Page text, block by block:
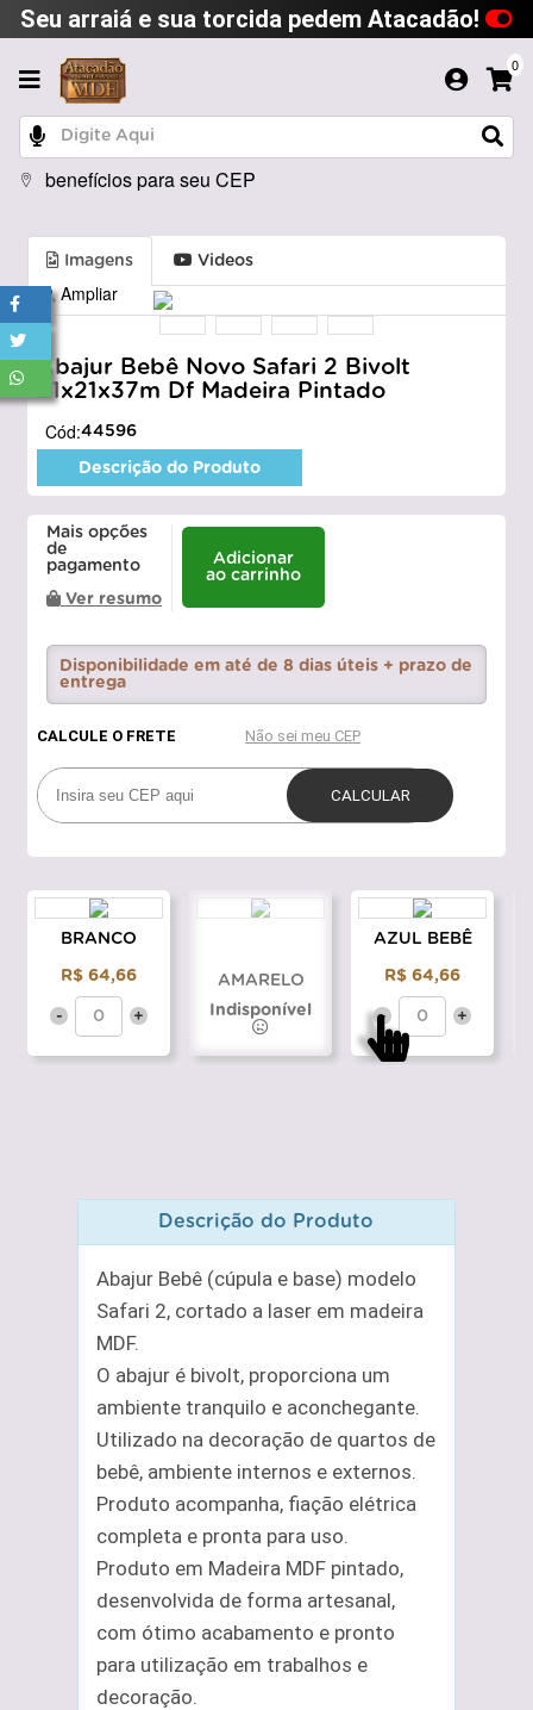
Seu arraiá e sua torcida pedem Atacadão!
0
benefícios para seu CEP
Imagens Videos
Ampliar
Abajur Bebê Novo Safari 2 Bivolt
21x21x37m Df Madeira Pintado
Cód:44596
Descrição do Produto
Mais opções
de
pagamento
Ver resumo
Adicionar
ao carrinho
Disponibilidade em até de 8 dias úteis + prazo de
entrega
BRANCO
R$ 64,66
- +
AMARELO
Indisponível
AZUL BEBÊ
R$ 64,66
- +
Descrição do Produto
Abajur Bebê (cúpula e base) modelo
Safari 2, cortado a laser em madeira
MDF.
O abajur é bivolt, proporciona um
ambiente tranquilo e aconchegante.
Utilizado na decoração de quartos de
bebê, ambiente internos e externos.
Produto acompanha, fiação elétrica
completa e pronta para uso.
Produto em Madeira MDF pintado,
desenvolvida de forma artesanal,
com ótimo acabamento e pronto
para utilização em trabalhos e
decoração.